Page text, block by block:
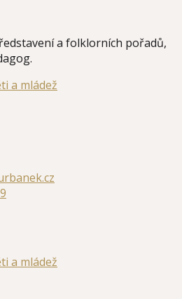
a folklorních pořadů,
a mládež
a mládež